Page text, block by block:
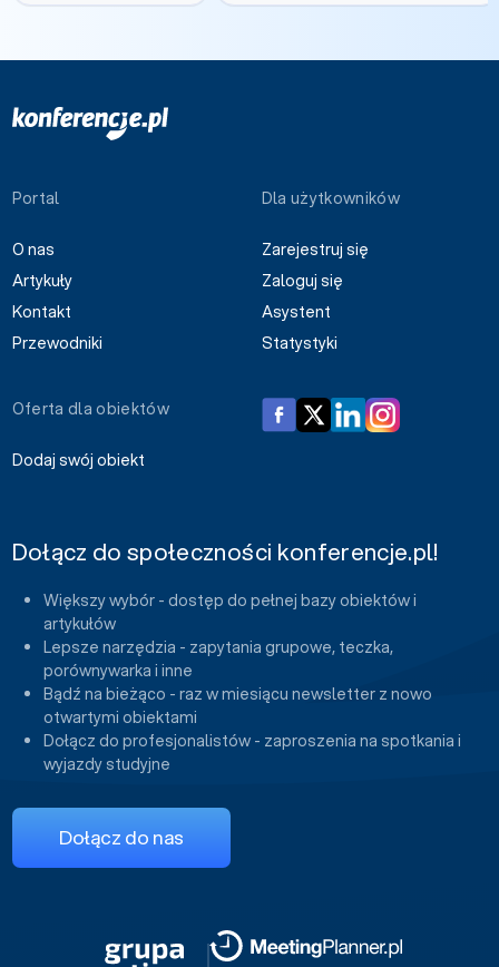
Portal
O nas
Artykuły
Kontakt
Przewodniki
Dla użytkowników
Zarejestruj się
Zaloguj się
Asystent
Statystyki
Oferta dla obiektów
Dodaj swój obiekt
Dołącz do społeczności konferencje.pl!
Większy wybór - dostęp do pełnej bazy obiektów i
artykułów
Lepsze narzędzia - zapytania grupowe, teczka,
porównywarka i inne
Bądź na bieżąco - raz w miesiącu newsletter z nowo
otwartymi obiektami
Dołącz do profesjonalistów - zaproszenia na spotkania i
wyjazdy studyjne
Dołącz do nas